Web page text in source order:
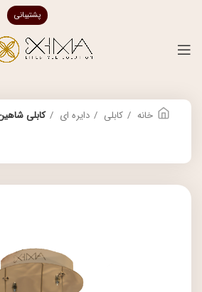
پشتیبانی
خانه کابلی دایره ای کابلی شاهین